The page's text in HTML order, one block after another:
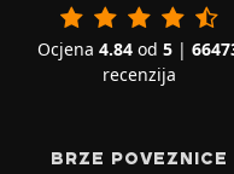
Ocjena 4.84 od 5 |
recenzija
BRZE POVEZNICE